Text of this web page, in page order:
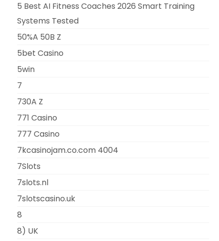
5 Best AI Fitness Coaches 2026 Smart Training
Systems Tested
50%A 50B Z
5bet Casino
5win
7
730A Z
771 Casino
777 Casino
7kcasinojam.co.com 4004
7Slots
7slots.nl
7slotscasino.uk
8
8) UK